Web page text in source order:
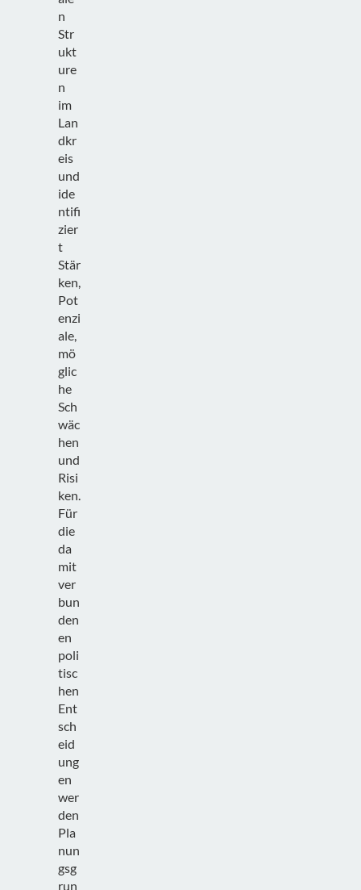
n
Str
ukt
ure
n
im
Lan
dkr
eis
und
ide
ntifi
zier
t
Stär
ken,
Pot
enzi
ale,
mö
glic
he
Sch
wäc
hen
und
Risi
ken.
Für
die
da
mit
ver
bun
den
en
poli
tisc
hen
Ent
sch
eid
ung
en
wer
den
Pla
nun
gsg
run